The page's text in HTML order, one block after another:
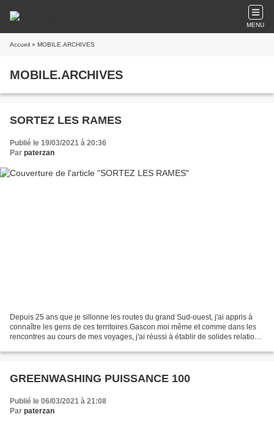
MENU
Accueil » MOBILE.ARCHIVES
MOBILE.ARCHIVES
SORTEZ LES RAMES
Publié le 19/03/2021 à 20:36
Par paterzan
Depuis 25 ans que je sillonne les routes du grand Sud-ouest, j'ai appris à
connaître les gens de ces territoires.Gascon moi même et comme dans les
rencontres au cours de mes voyages, j'ai réussi à établir de solides relations
GREENWASHING PUISSANCE 100
Publié le 06/03/2021 à 21:08
Par paterzan